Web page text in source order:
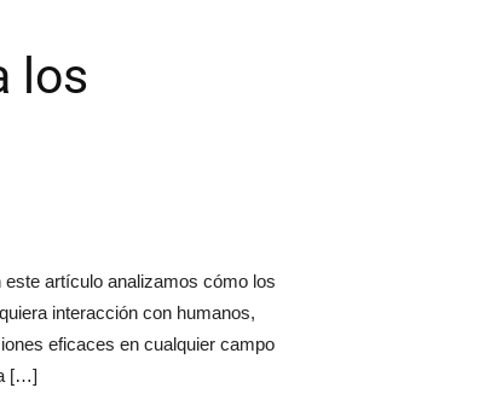
los
artículo analizamos cómo los
interacción con humanos,
eficaces en cualquier campo
[…]